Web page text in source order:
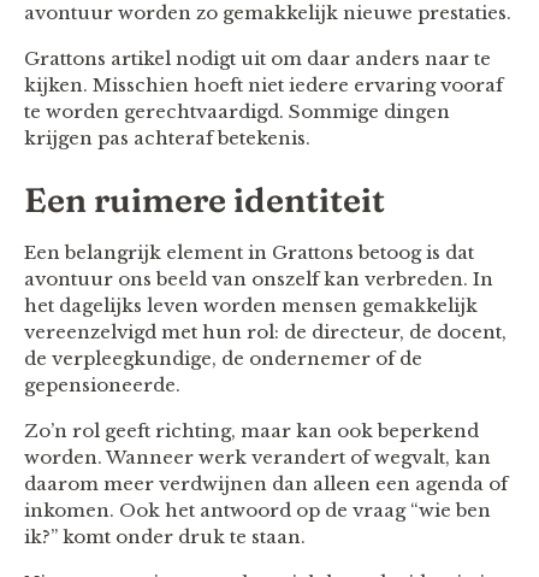
avontuur worden zo gemakkelijk nieuwe prestaties.
Grattons artikel nodigt uit om daar anders naar te
kijken. Misschien hoeft niet iedere ervaring vooraf
te worden gerechtvaardigd. Sommige dingen
krijgen pas achteraf betekenis.
Een ruimere identiteit
Een belangrijk element in Grattons betoog is dat
avontuur ons beeld van onszelf kan verbreden. In
het dagelijks leven worden mensen gemakkelijk
vereenzelvigd met hun rol: de directeur, de docent,
de verpleegkundige, de ondernemer of de
gepensioneerde.
Zo’n rol geeft richting, maar kan ook beperkend
worden. Wanneer werk verandert of wegvalt, kan
daarom meer verdwijnen dan alleen een agenda of
inkomen. Ook het antwoord op de vraag “wie ben
ik?” komt onder druk te staan.